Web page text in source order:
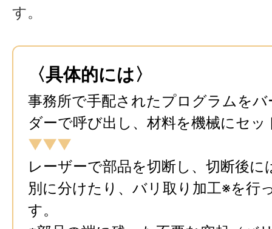
す。
〈具体的には〉
事務所で手配されたプログラムを
ダーで呼び出し、材料を機械にセッ
▼▼▼
レーザーで部品を切断し、切断後に
別に分けたり、バリ取り加工※を行
す。